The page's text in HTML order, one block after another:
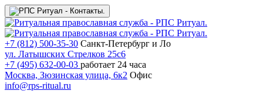
+7 (812) 500-35-30 Санкт-Петербург и Ло
ул. Латышских Стрелков 25с6
+7 (495) 632-00-03 работает 24 часа
Москва, Зюзинская улица, 6к2 Офис
info@rps-ritual.ru